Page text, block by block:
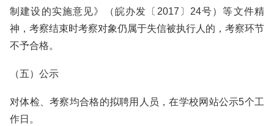
制建设的实施意见》（皖办发〔2017〕24号）等文件精
神，考察结束时考察对象仍属于失信被执行人的，考察环节
不予合格。
（五）公示
对体检、考察均合格的拟聘用人员，在学校网站公示5个工
作日。